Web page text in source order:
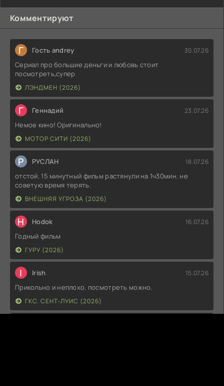
Комментируют
Г Гость andrey 30.07.26
Сериал про большие деньги и любовь стоит
посмотреть,супер
ЛЭНДМЕН (2026)
Г Геннадий 23.07.26
Немое кино! Оригинально!
МОТОР СИТИ (2026)
Р РУСЛАН 18.07.26
отстой. 15 минутный фильм растянули на 1ч30мин. не
советую время терять.
ВНЕШНЯЯ УГРОЗА (2026)
H Hodok 16.07.26
Годный фильм
ГУРУ (2026)
I Irish 15.07.26
Прикольно и неплохо. посмотреть можно.
ГКС. СЕНТ-ЛУИС (2026)